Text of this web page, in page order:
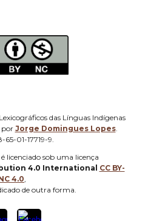
das Línguas Indígenas
por Jorge Domingues Lopes.
65-01-17719-9.
licenciado sob uma licença
4.0 International CC BY-
4.0
de outra forma